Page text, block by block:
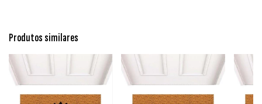
Produtos similares